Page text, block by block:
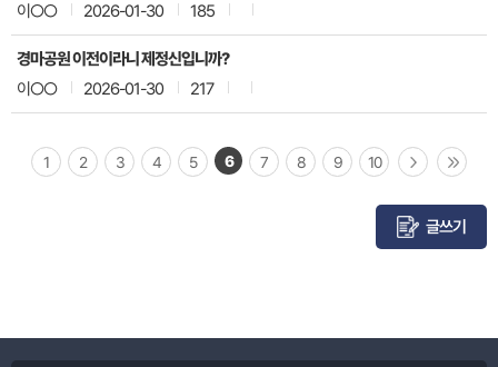
이○○
2026-01-30 185
경마공원 이전이라니 제정신입니까?
이○○
2026-01-30 217
1 2 3 4 5 6 7 8 9 10
글쓰기